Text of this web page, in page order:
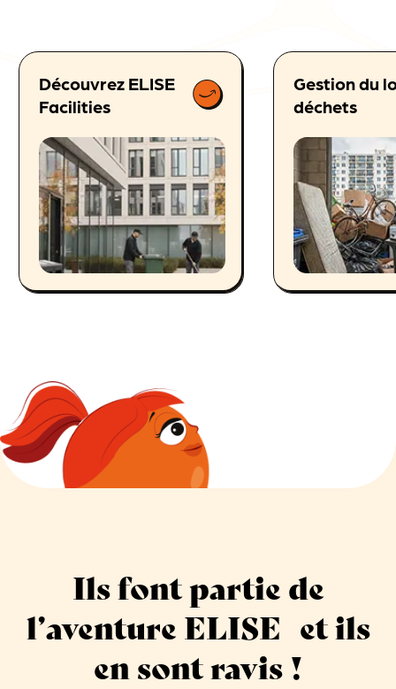
Découvrez ELISE
Facilities
Gestion du
déchets
Ils font partie de
l’aventure ELISE et ils
en sont ravis !